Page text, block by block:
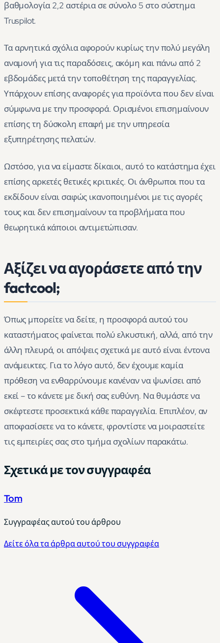
βαθμολογία 2,2 αστέρια σε σύνολο 5 στο σύστημα
Truspilot.
Τα αρνητικά σχόλια αφορούν κυρίως την πολύ μεγάλη
αναμονή για τις παραδόσεις, ακόμη και πάνω από 2
εβδομάδες μετά την τοποθέτηση της παραγγελίας.
Υπάρχουν επίσης αναφορές για προϊόντα που δεν είναι
σύμφωνα με την προσφορά. Ορισμένοι επισημαίνουν
επίσης τη δύσκολη επαφή με την υπηρεσία
εξυπηρέτησης πελατών.
Ωστόσο, για να είμαστε δίκαιοι, αυτό το κατάστημα έχει
επίσης αρκετές θετικές κριτικές. Οι άνθρωποι που τα
εκδίδουν είναι σαφώς ικανοποιημένοι με τις αγορές
τους και δεν επισημαίνουν τα προβλήματα που
θεωρητικά κάποιοι αντιμετώπισαν.
Αξίζει να αγοράσετε από την
factcool;
Όπως μπορείτε να δείτε, η προσφορά αυτού του
καταστήματος φαίνεται πολύ ελκυστική, αλλά, από την
άλλη πλευρά, οι απόψεις σχετικά με αυτό είναι έντονα
ανάμεικτες. Για το λόγο αυτό, δεν έχουμε καμία
πρόθεση να ενθαρρύνουμε κανέναν να ψωνίσει από
εκεί – το κάνετε με δική σας ευθύνη. Να θυμάστε να
σκέφτεστε προσεκτικά κάθε παραγγελία. Επιπλέον, αν
αποφασίσετε να το κάνετε, φροντίστε να μοιραστείτε
τις εμπειρίες σας στο τμήμα σχολίων παρακάτω.
Σχετικά με τον συγγραφέα
Tom
Συγγραφέας αυτού του άρθρου
Δείτε όλα τα άρθρα αυτού του συγγραφέα